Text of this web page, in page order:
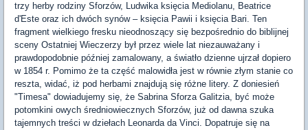
trzy herby rodziny Sforzów, Ludwika księcia Mediolanu, Beatrice
d'Este oraz ich dwóch synów – księcia Pawii i księcia Bari. Ten
fragment wielkiego fresku nieodnoszący się bezpośrednio do biblijnej
sceny Ostatniej Wieczerzy był przez wiele lat niezauważany i
prawdopodobnie później zamalowany, a światło dzienne ujrzał dopiero
w 1854 r. Pomimo że ta część malowidła jest w równie złym stanie co
reszta, widać, iż pod herbami znajdują się różne litery. Z doniesień
"Timesa" dowiadujemy się, że Sabrina Sforza Galitzia, być może
potomkini owych średniowiecznych Sforzów, już od dawna szuka
tajemnych treści w dziełach Leonarda da Vinci. Dopatruje się na